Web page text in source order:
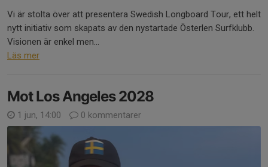
Vi är stolta över att presentera Swedish Longboard Tour, ett helt
nytt initiativ som skapats av den nystartade Österlen Surfklubb.
Visionen är enkel men...
Läs mer
Mot Los Angeles 2028
1 jun, 14:00 0 kommentarer